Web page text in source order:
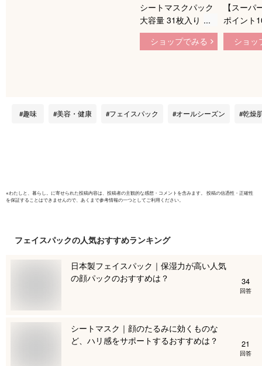
シートマスクパック
大容量 31枚入り 日
本産 プレミアムエイ
ジングホワイトマス
に JL-CUPIMSK31
ショップでみる
【スー
ポイント
10限定】
リアター
カ ツボ
ショッ
趣味 美容・健康 フェイスパック オールシーズン 乾燥
※わたしと、暮らし。 に寄せられた投稿内容は、投稿者の主観的な感想・コメントを含みます。 投稿の信憑性・正確性
を保証することはできませんので、あくまで参考情報の一つとしてご利用ください。
フェイスパックの人気おすすめランキング
日本製フェイスパック｜保湿力が高い人気
の顔パックのおすすめは？
34
回答
シートマスク｜顔のたるみに効くものな
ど、ハリ感をサポートするおすすめは？
21
回答